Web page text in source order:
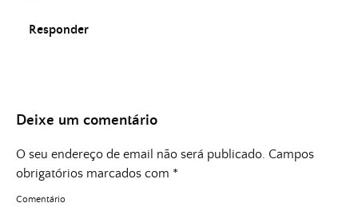
Responder
Deixe um comentário
O seu endereço de email não será publicado. Campos
obrigatórios marcados com *
Comentário